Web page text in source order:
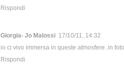
Rispondi
Giorgia- Jo Malossi 17/10/11, 14:32
io ci vivo immersa in queste atmosfere..in
Rispondi